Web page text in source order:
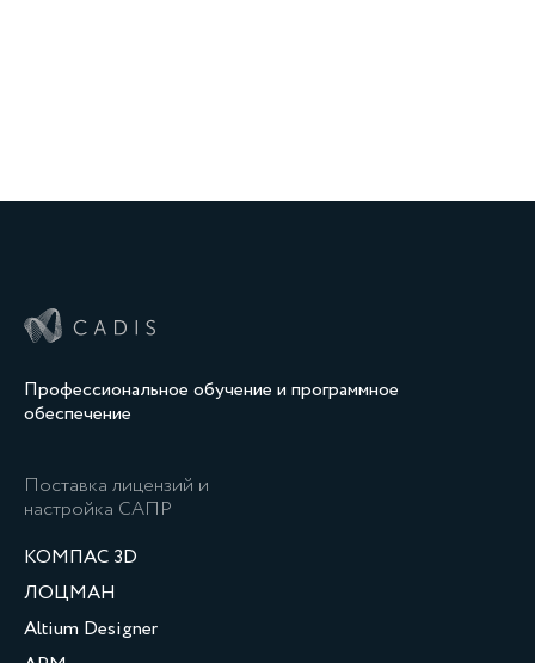
Профессиональное обучение и программное
обеспечение
Поставка лицензий и
настройка САПР
КОМПАС 3D
ЛОЦМАН
Altium Designer